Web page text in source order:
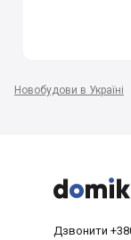
Новобудови в Україні



Дзвонити